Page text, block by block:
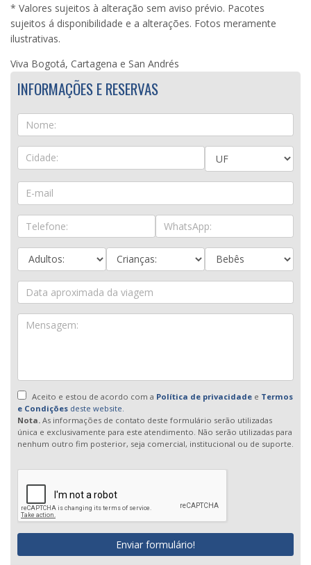
* Valores sujeitos à alteração sem aviso prévio. Pacotes
sujeitos á disponibilidade e a alterações. Fotos meramente
ilustrativas.
Viva Bogotá, Cartagena e San Andrés
INFORMAÇÕES E RESERVAS
Aceito e estou de acordo com a Política de privacidadee Termos
e Condições deste website.
Nota. As informações de contato deste formulário serão utilizadas
única e exclusivamente para este atendimento. Não serão utilizadas para
nenhum outro fim posterior, seja comercial, institucional ou de suporte.
Enviar formulário!